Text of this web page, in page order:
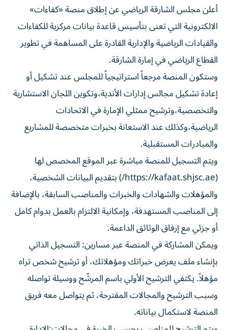
أعلن مجلس الشارقة الرياضي عن إطلاق منصة «كفاءات»
الالكترونية التي تعنى بتأسيس قاعدة بيانات مركزية للكفاءات
والقيادات الرياضية والإدارية القادرة على المساهمة في تطوير
القطاع الرياضي في إمارة الشارقة.
وستكون المنصة مرجعاً استراتيجياً للمجلس عند تشكيل أو
إعادة تشكيل مجالس إدارات الأندية،وتكوين اللجان الاستشارية
والتخصصية،وترشيح ممثلي الإمارة في الاتحادات
الرياضية،وكذلك عند الاستعانة بخبرات متخصصة للمشاريع
والمبادرات المستقبلية.
ويتم التسجيل للمنصة مباشرة عبر الموقع المخصص لها
(https://kafaat.shjsc.ae/) بتقديم البيانات الشخصية،
والمؤهلات والشهادات والخبرات والمناصب السابقة، بالإضافة
إلى المناصب المستهدفة، وإمكانية الالتزام بالعمل بدوام كامل
أو جزئي مع إرفاق الوثائق الداعمة.
ويمكن المشاركة في المنصة عبر مسارين: التسجيل الذاتي
بإنشاء ملف يعرض خبراتك ومؤهلاتك، أو ترشيح شخص تراه
مؤهلاً. يكتفي الترشيح الأولي باسم المرشّح ووسيلة تواصله
وسبب الترشيح والمجالات المقترحة، ثم يتواصل معه فريق
المنصة لاستكمال بياناته.